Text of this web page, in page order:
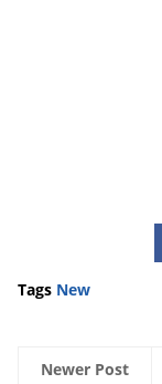
Tags New
Newer Post